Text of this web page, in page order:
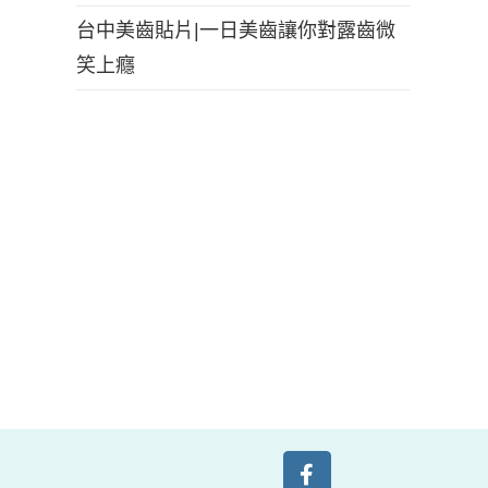
台中美齒貼片|一日美齒讓你對露齒微
笑上癮